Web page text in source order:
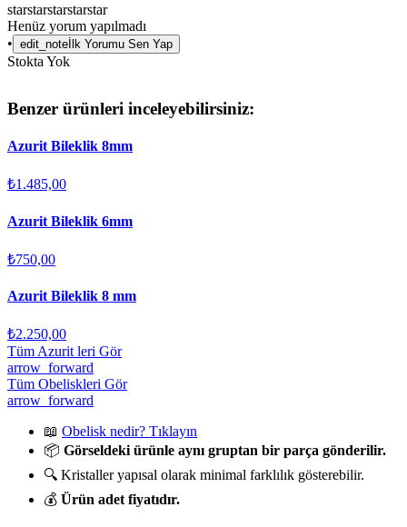
starstarstarstarstar
Henüz yorum yapılmadı
• edit_note İlk Yorumu Sen Yap
Stokta Yok
Benzer ürünleri inceleyebilirsiniz:
Azurit Bileklik 8mm
₺1.485,00
Azurit Bileklik 6mm
₺750,00
Azurit Bileklik 8 mm
₺2.250,00
Tüm Azurit leri Gör
arrow_forward
Tüm Obeliskleri Gör
arrow_forward
📖 Obelisk nedir? Tıklayın
📦 Görseldeki ürünle aynı gruptan bir parça gönderilir.
🔍 Kristaller yapısal olarak minimal farklılık gösterebilir.
💰 Ürün adet fiyatıdır.